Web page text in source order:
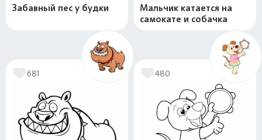
Забавный пес у будки
Мальчик катается на
самокате и собачка
681 480